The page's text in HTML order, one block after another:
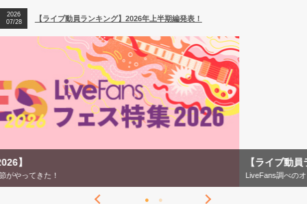
2026
07/28
【ライブ動員ランキング】2026年上半期編発表！
【ライブ動員ランキング 2026年上半期】
LiveFans調べのオリジナルランキング！